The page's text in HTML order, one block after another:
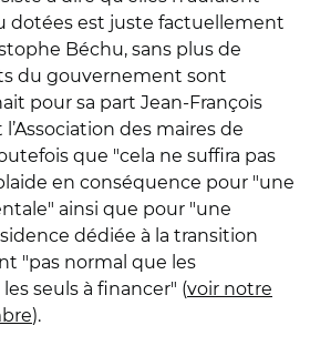
dotées est juste factuellement
Béchu, sans plus de
du gouvernement sont
pour sa part Jean-François
des maires de
que "cela ne suffira pas
en conséquence pour "une
ainsi que pour "une
dédiée à la transition
"pas normal que les
seuls à financer" (voir notre
).